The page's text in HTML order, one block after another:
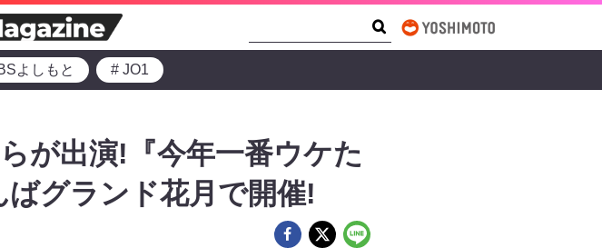
よしもと # JO1
が出演!『今年一番ウケた
グランド花月で開催!